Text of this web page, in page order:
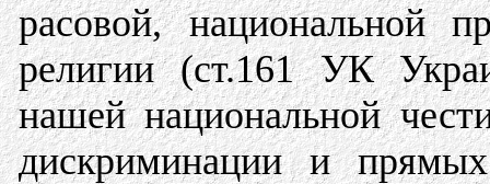
расовой, национальной
религии (ст.161 УК
нашей национальной
дискриминации и прямых